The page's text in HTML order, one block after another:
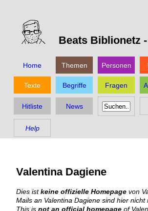
Beats Biblionetz -
Home Themen Personen
Texte Begriffe Fragen
Hitliste News
Help
Valentina Dagiene
Dies istkeine offizielle Homepage von
Mails an Valentina Dagiene sind hier nicht
This is not an official homepage of